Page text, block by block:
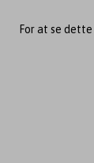
For at se dette